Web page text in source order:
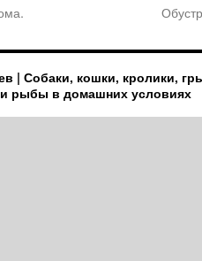
| Собаки, кошки, кролики,
рыбы в домашних условиях